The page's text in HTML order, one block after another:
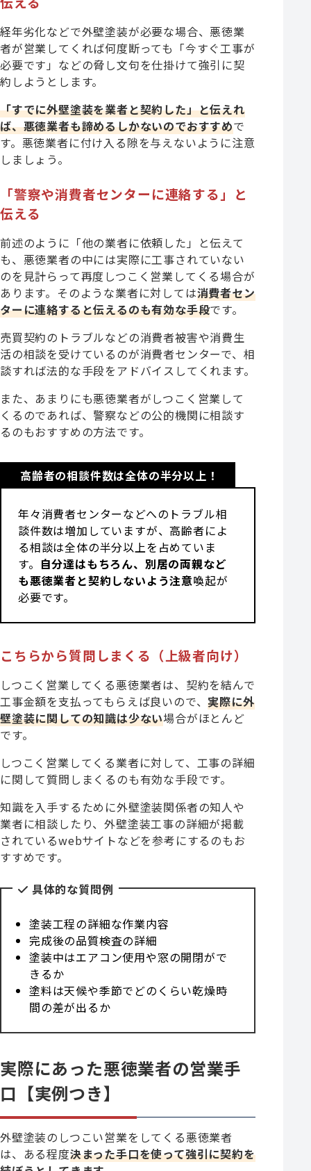
経年劣化などで外壁塗装が必要な場合、悪徳業
者が営業してくれば何度断っても「今すぐ工事が
必要です」などの脅し文句を仕掛けて強引に契
約しようとします。
「すでに外壁塗装を業者と契約した」と伝えれ
ば、悪徳業者も諦めるしかないのでおすすめで
す。悪徳業者に付け入る隙を与えないように注意
しましょう。
「警察や消費者センターに連絡する」と
伝える
前述のように「他の業者に依頼した」と伝えて
も、悪徳業者の中には実際に工事されていない
のを見計らって再度しつこく営業してくる場合が
あります。そのような業者に対しては消費者セン
ターに連絡すると伝えるのも有効な手段です。
売買契約のトラブルなどの消費者被害や消費生
活の相談を受けているのが消費者センターで、相
談すれば法的な手段をアドバイスしてくれます。
また、あまりにも悪徳業者がしつこく営業して
くるのであれば、警察などの公的機関に相談す
るのもおすすめの方法です。
高齢者の相談件数は全体の半分以上！
年々消費者センターなどへのトラブル相
談件数は増加していますが、高齢者によ
る相談は全体の半分以上を占めていま
す。 自分達はもちろん、別居の両親など
も悪徳業者と契約しないよう注意喚起が
必要です。
こちらから質問しまくる（上級者向け）
しつこく営業してくる悪徳業者は、契約を結んで
工事金額を支払ってもらえば良いので、実際に外
壁塗装に関しての知識は少ない場合がほとんど
です。
しつこく営業してくる業者に対して、工事の詳細
に関して質問しまくるのも有効な手段です。
知識を入手するために外壁塗装関係者の知人や
業者に相談したり、外壁塗装工事の詳細が掲載
されているwebサイトなどを参考にするのもお
すすめです。
具体的な質問例
塗装工程の詳細な作業内容
完成後の品質検査の詳細
塗装中はエアコン使用や窓の開閉がで
きるか
塗料は天候や季節でどのくらい乾燥時
間の差が出るか
実際にあった悪徳業者の営業手
口【実例つき】
外壁塗装のしつこい営業をしてくる悪徳業者
は、ある程度決まった手口を使って強引に契約を